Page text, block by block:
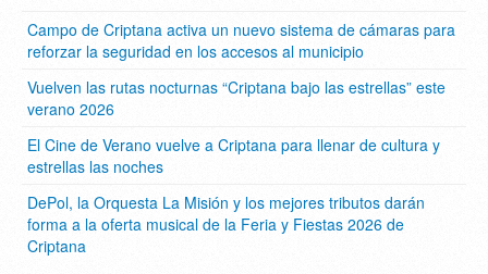
Campo de Criptana activa un nuevo sistema de cámaras para
reforzar la seguridad en los accesos al municipio
Vuelven las rutas nocturnas “Criptana bajo las estrellas” este
verano 2026
El Cine de Verano vuelve a Criptana para llenar de cultura y
estrellas las noches
DePol, la Orquesta La Misión y los mejores tributos darán
forma a la oferta musical de la Feria y Fiestas 2026 de
Criptana